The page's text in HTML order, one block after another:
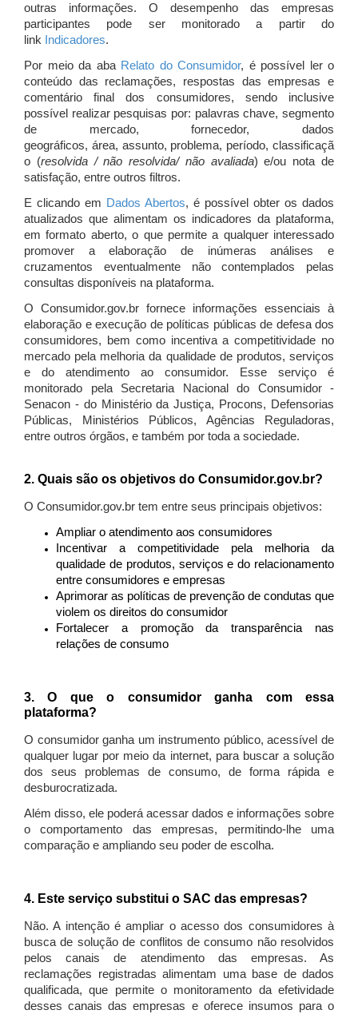
outras informações. O desempenho das empresas
participantes pode ser monitorado a partir do
link Indicadores.
Por meio da aba Relato do Consumidor, é possível ler o
conteúdo das reclamações, respostas das empresas e
comentário final dos consumidores, sendo inclusive
possível realizar pesquisas por: palavras chave, segmento
de mercado, fornecedor, dados
geográficos, área, assunto, problema, período, classificaçã
o (resolvida / não resolvida/ não avaliada) e/ou nota de
satisfação, entre outros filtros.
E clicando em Dados Abertos, é possível obter os dados
atualizados que alimentam os indicadores da plataforma,
em formato aberto, o que permite a qualquer interessado
promover a elaboração de inúmeras análises e
cruzamentos eventualmente não contemplados pelas
consultas disponíveis na plataforma.
O Consumidor.gov.br fornece informações essenciais à
elaboração e execução de políticas públicas de defesa dos
consumidores, bem como incentiva a competitividade no
mercado pela melhoria da qualidade de produtos, serviços
e do atendimento ao consumidor. Esse serviço é
monitorado pela Secretaria Nacional do Consumidor -
Senacon - do Ministério da Justiça, Procons, Defensorias
Públicas, Ministérios Públicos, Agências Reguladoras,
entre outros órgãos, e também por toda a sociedade.
2. Quais são os objetivos do Consumidor.gov.br?
O Consumidor.gov.br tem entre seus principais objetivos:
Ampliar o atendimento aos consumidores
Incentivar a competitividade pela melhoria da
qualidade de produtos, serviços e do relacionamento
entre consumidores e empresas
Aprimorar as políticas de prevenção de condutas que
violem os direitos do consumidor
Fortalecer a promoção da transparência nas
relações de consumo
3. O que o consumidor ganha com essa
plataforma?
O consumidor ganha um instrumento público, acessível de
qualquer lugar por meio da internet, para buscar a solução
dos seus problemas de consumo, de forma rápida e
desburocratizada.
Além disso, ele poderá acessar dados e informações sobre
o comportamento das empresas, permitindo-lhe uma
comparação e ampliando seu poder de escolha.
4. Este serviço substitui o SAC das empresas?
Não. A intenção é ampliar o acesso dos consumidores à
busca de solução de conflitos de consumo não resolvidos
pelos canais de atendimento das empresas. As
reclamações registradas alimentam uma base de dados
qualificada, que permite o monitoramento da efetividade
desses canais das empresas e oferece insumos para o